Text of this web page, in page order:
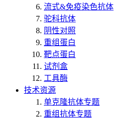
流式&免疫染色抗体
驼科抗体
阴性对照
重组蛋白
靶点蛋白
试剂盒
工具酶
技术资源
单克隆抗体专题
重组抗体专题